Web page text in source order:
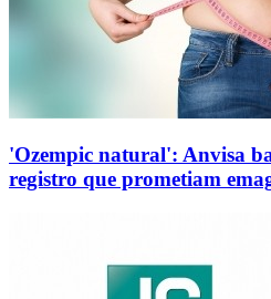
'Ozempic natural': Anvisa
registro que prometiam